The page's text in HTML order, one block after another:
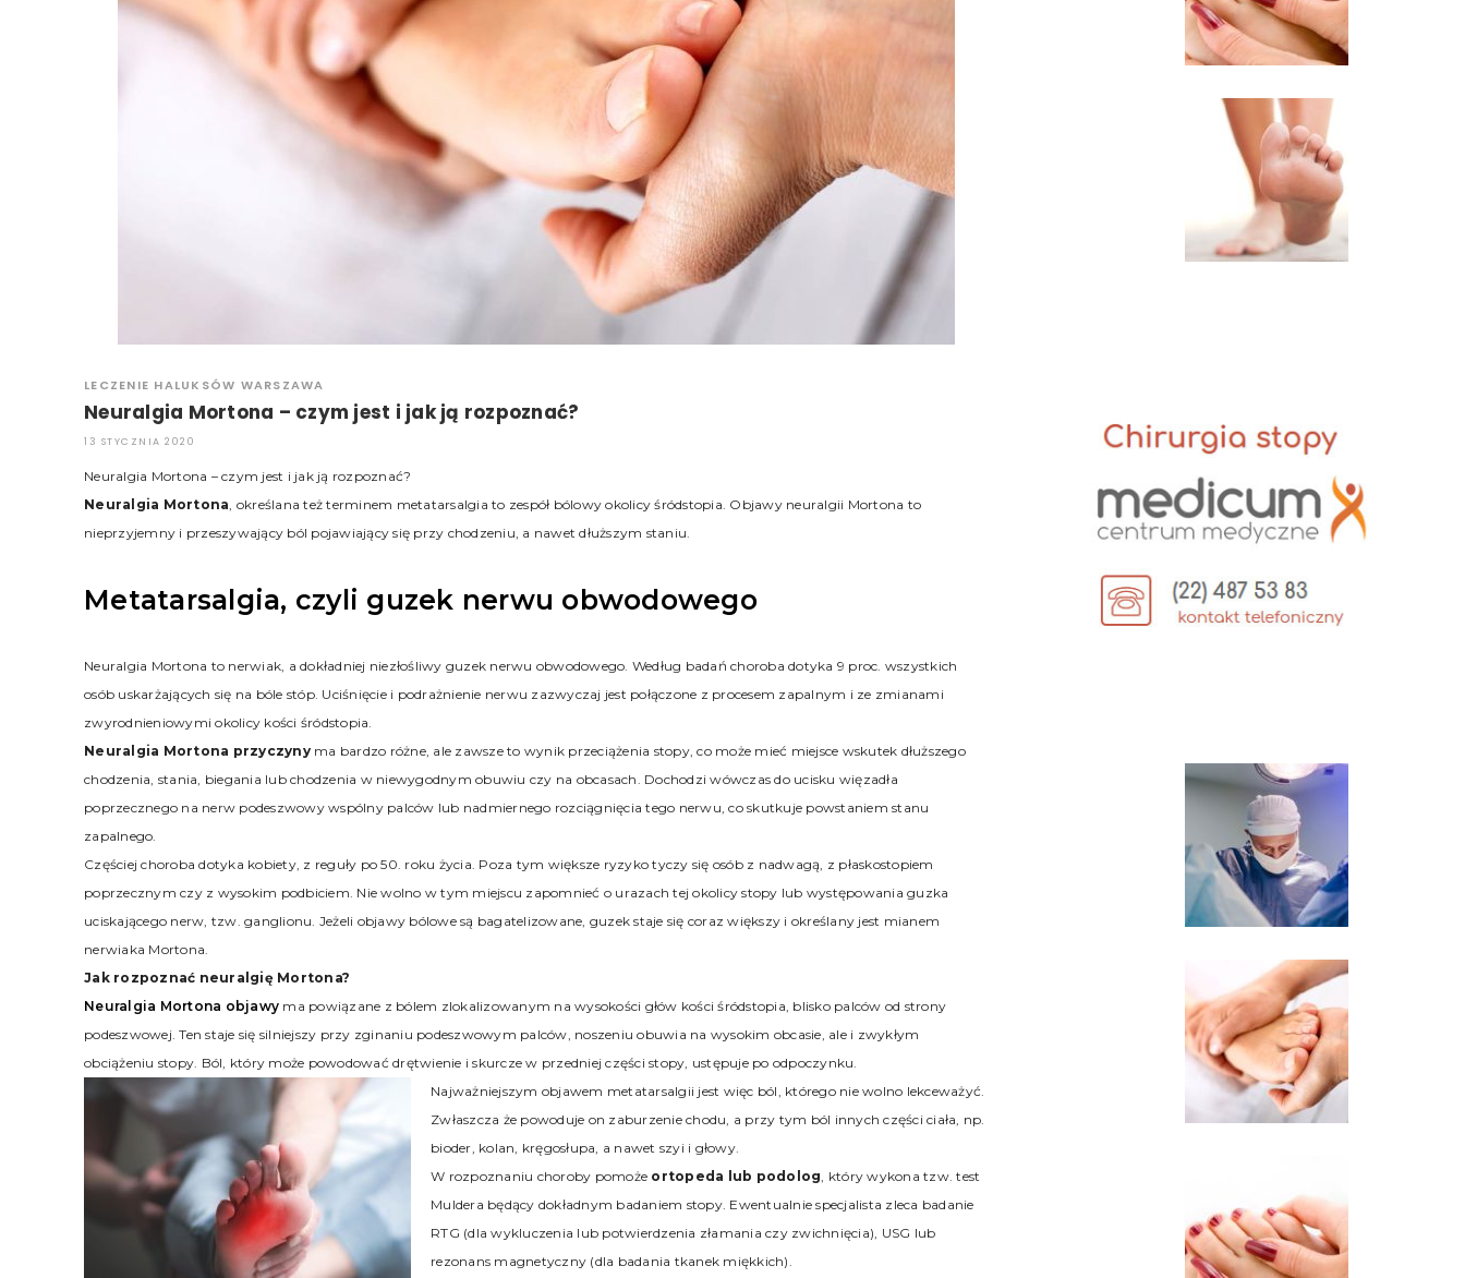
LECZENIE HALUKSÓW WARSZAWA
Neuralgia Mortona – czym jest i jak ją rozpoznać?
13 STYCZNIA 2020
Neuralgia Mortona – czym jest i jak ją rozpoznać?
Neuralgia Mortona, określana też terminem metatarsalgia to zespół bólowy okolicy śródstopia. Objawy neuralgii Mortona to
nieprzyjemny i przeszywający ból pojawiający się przy chodzeniu, a nawet dłuższym staniu.
Metatarsalgia, czyli guzek nerwu obwodowego
Neuralgia Mortona to nerwiak, a dokładniej niezłośliwy guzek nerwu obwodowego. Według badań choroba dotyka 9 proc. wszystkich
osób uskarżających się na bóle stóp. Uciśnięcie i podrażnienie nerwu zazwyczaj jest połączone z procesem zapalnym i ze zmianami
zwyrodnieniowymi okolicy kości śródstopia.
Neuralgia Mortona przyczynyma bardzo różne, ale zawsze to wynik przeciążenia stopy, co może mieć miejsce wskutek dłuższego
chodzenia, stania, biegania lub chodzenia w niewygodnym obuwiu czy na obcasach. Dochodzi wówczas do ucisku więzadła
poprzecznego na nerw podeszwowy wspólny palców lub nadmiernego rozciągnięcia tego nerwu, co skutkuje powstaniem stanu
zapalnego.
Częściej choroba dotyka kobiety, z reguły po 50. roku życia. Poza tym większe ryzyko tyczy się osób z nadwagą, z płaskostopiem
poprzecznym czy z wysokim podbiciem. Nie wolno w tym miejscu zapomnieć o urazach tej okolicy stopy lub występowania guzka
uciskającego nerw, tzw. ganglionu. Jeżeli objawy bólowe są bagatelizowane, guzek staje się coraz większy i określany jest mianem
nerwiaka Mortona.
Jak rozpoznać neuralgię Mortona?
Neuralgia Mortona objawy ma powiązane z bólem zlokalizowanym na wysokości głów kości śródstopia, blisko palców od strony
podeszwowej. Ten staje się silniejszy przy zginaniu podeszwowym palców, noszeniu obuwia na wysokim obcasie, ale i zwykłym
obciążeniu stopy. Ból, który może powodować drętwienie i skurcze w przedniej części stopy, ustępuje po odpoczynku.
Najważniejszym objawem metatarsalgii jest więc ból, którego nie wolno lekceważyć.
Zwłaszcza że powoduje on zaburzenie chodu, a przy tym ból innych części ciała, np.
bioder, kolan, kręgosłupa, a nawet szyi i głowy.
W rozpoznaniu choroby pomoże ortopeda lub podolog, który wykona tzw. test
Muldera będący dokładnym badaniem stopy. Ewentualnie specjalista zleca badanie
RTG (dla wykluczenia lub potwierdzenia złamania czy zwichnięcia), USG lub
rezonans magnetyczny (dla badania tkanek miękkich).